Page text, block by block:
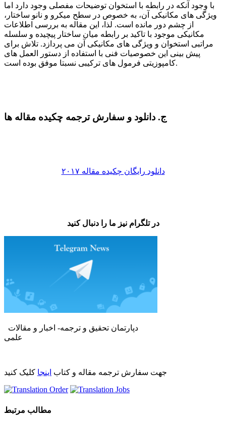
با وجود آنکه در رابطه با استخوان توضیحات مفصلی وجود دارد اما
ویژگی های مکانیکی آن، به خصوص در سطح میکرو و نانو ساختار،
از چشم دور مانده است. لذا، این مقاله به بررسی اطلاعات
مکانیکی موجود با تاکید بر رابطه میان ساختار پیچیده و سلسله
مراتبی استخوان و ویژگی های مکانیکی آن می پردازد. تلاش برای
پیش بینی این خصوصیات فنی با استفاده از دستور العمل های
کامپوزیتی فرمول های ترکیبی نسبتا موفق بوده است.
ج. دانلود و سفارش ترجمه چکیده مقاله ها
دانلود رایگان چکیده مقاله ۲۰۱۷
در تلگرام نیز ما را دنبال کنید
علمی
جهت سفارش ترجمه مقاله و کتاب اینجا کلیک کنید
مطالب مرتبط